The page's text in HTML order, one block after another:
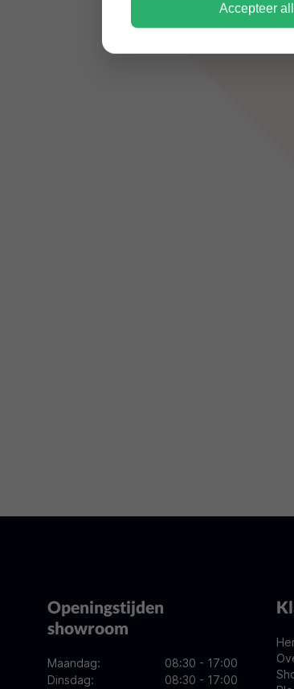
Openingstijden
showroom
Maandag:
08:30 - 17:00
Dinsdag:
08:30 - 17:00
Accepteer